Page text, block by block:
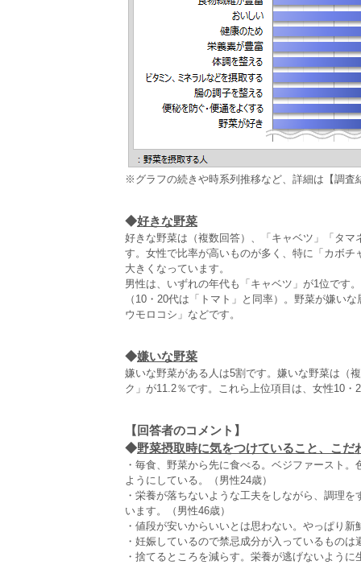
※グラフの続きや時系列推移など、詳細は【調査
◆好きな野菜
好きな野菜は（複数回答）、「キャベツ」「タ
す。女性で比率が高いものが多く、特に「カボ
大きくなっています。
男性は、いずれの年代も「キャベツ」が1位です
（10・20代は「トマト」と同率）。野菜が嫌い
ウモロコシ」などです。
◆嫌いな野菜
嫌いな野菜がある人は5割です。嫌いな野菜は（
ク」が11.2％です。これら上位項目は、女性10
【回答者のコメント】
◆野菜摂取時に気をつけていること、こだ
・毎食、野菜から先に食べる。ベジファースト
ようにしている。（男性24歳）
・栄養が落ちないような工夫をしながら、調理
います。（男性46歳）
・値段が安いからいいとは思わない。やっぱり
・妊娠しているので禁忌成分が入っているもの
・捨てるところを減らす。栄養が逃げないよう